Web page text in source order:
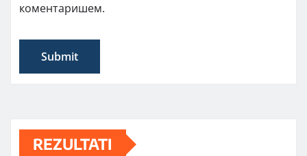
коментаришем.
REZULTATI